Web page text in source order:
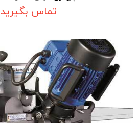
تماس بگیرید